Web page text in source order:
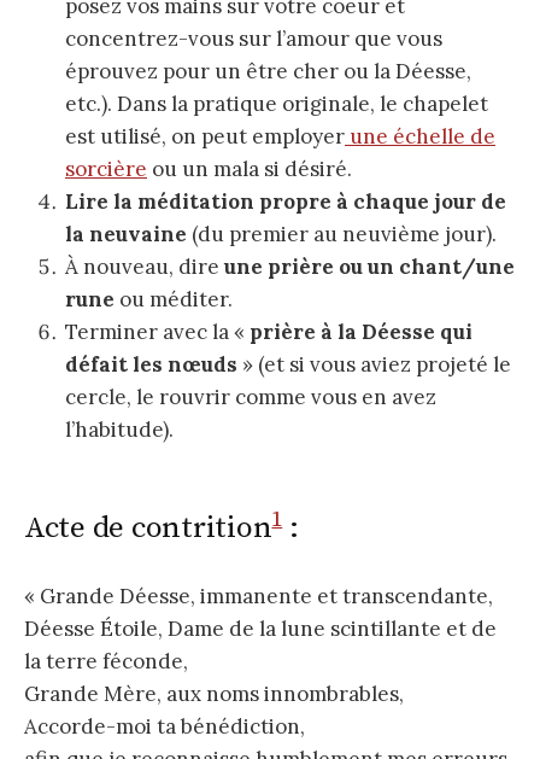
posez vos mains sur votre coeur et
concentrez-vous sur l’amour que vous
éprouvez pour un être cher ou la Déesse,
etc.). Dans la pratique originale, le chapelet
est utilisé, on peut employer une échelle de
sorcière ou un mala si désiré.
Lire la méditation propre à chaque jour de
la neuvaine (du premier au neuvième jour).
À nouveau, direune prière ou un chant/une
rune ou méditer.
Terminer avec la « prière à la Déesse qui
défait les nœuds » (et si vous aviez projeté le
cercle, le rouvrir comme vous en avez
l’habitude).
Acte de contrition1:
« Grande Déesse, immanente et transcendante,
Déesse Étoile, Dame de la lune scintillante et de
la terre féconde,
Grande Mère, aux noms innombrables,
Accorde-moi ta bénédiction,